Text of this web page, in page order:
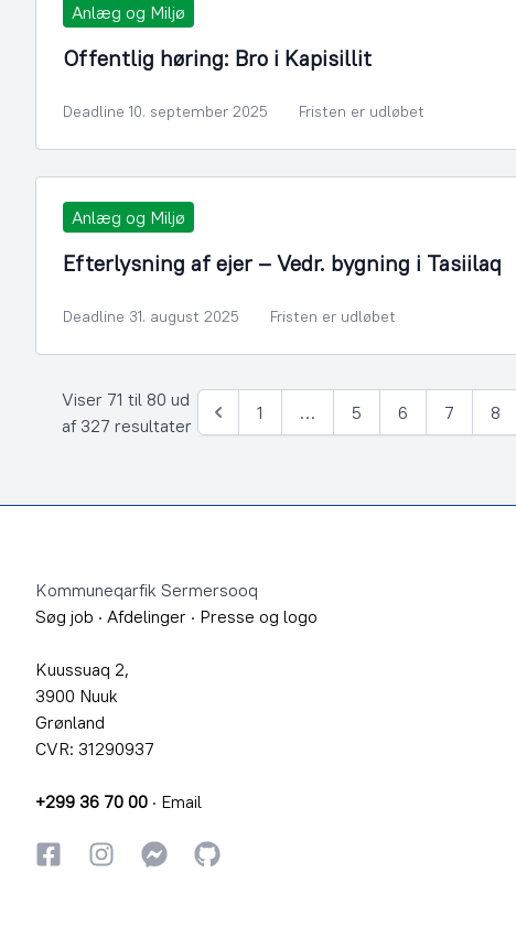
Anlæg og Miljø
Offentlig høring: Bro i Kapisillit
Deadline 10. september 2025 Fristen er udløbet
Anlæg og Miljø
Efterlysning af ejer – Vedr. bygning i Tasiilaq
Deadline 31. august 2025 Fristen er udløbet
Viser 71 til 80 ud
af 327 resultater
Forrige
1 … 5 6 7 8
Kommuneqarfik Sermersooq
Søg job · Afdelinger · Presse og logo
Kuussuaq 2,
3900 Nuuk
Grønland
CVR: 31290937
+299 36 70 00 · Email
FacebookInstagramInstagram
GitHub